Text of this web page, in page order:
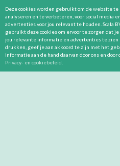
Deze cookies worden gebruikt om de website te
analyseren en te verbeteren, voor social media
advertenties voor jou relevant te houden. Scala
gebruikt deze cookies om ervoor te zorgen dat je
jou relevante informatie en advertenties te zien
drukken, geef je aan akkoord te zijn met het
informatie aan de hand daarvan door ons en
Privacy- en cookiebeleid